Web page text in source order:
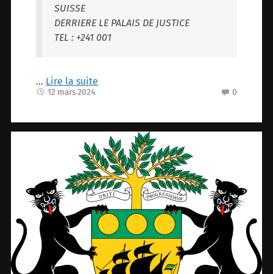
SUISSE
DERRIERE LE PALAIS DE JUSTICE
TEL : +241 001
… Lire la suite
12 mars 2024 0